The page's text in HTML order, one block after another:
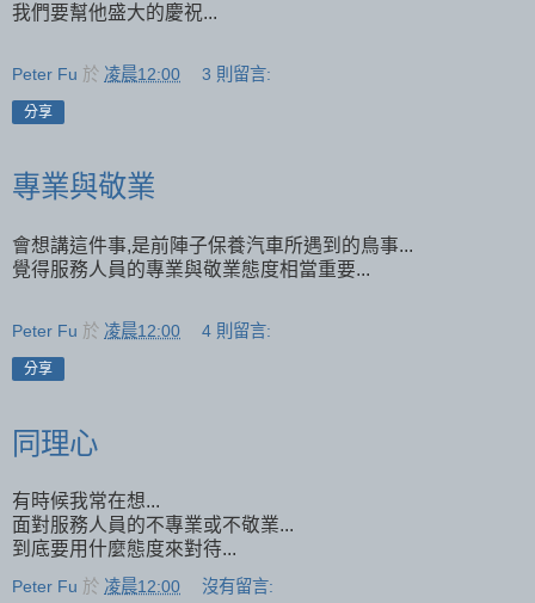
我們要幫他盛大的慶祝...
Peter Fu 於 凌晨12:00 3 則留言:
分享
專業與敬業
會想講這件事,是前陣子保養汽車所遇到的鳥事...
覺得服務人員的專業與敬業態度相當重要...
Peter Fu 於 凌晨12:00 4 則留言:
分享
同理心
有時候我常在想...
面對服務人員的不專業或不敬業...
到底要用什麼態度來對待...
Peter Fu 於 凌晨12:00 沒有留言: